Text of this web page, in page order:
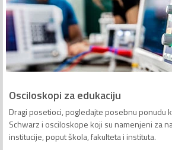
Osciloskopi za edukaciju
Dragi posetioci, pogledajte posebnu ponudu
Schwarz i osciloskope koji su namenjeni za
institucije, poput škola, fakulteta i instituta.